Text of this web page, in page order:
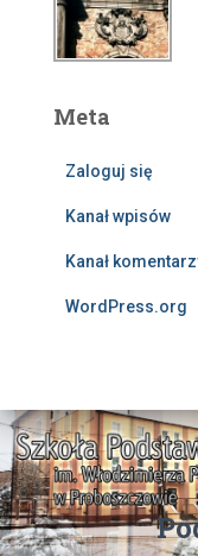
Meta
Zaloguj się
Kanał wpisów
Kanał
WordPress.org